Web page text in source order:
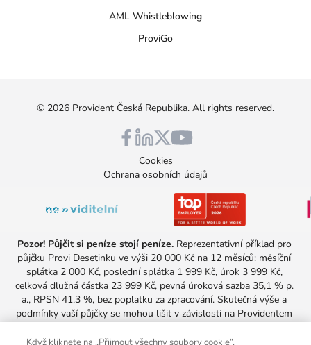
AML Whistleblowing
ProviGo
© 2026 Provident Česká Republika. All rights reserved.
Cookies
Ochrana osobních údajů
Pozor! Půjčit si peníze stojí peníze. Reprezentativní příklad pro
půjčku Provi Desetinku ve výši 20 000 Kč na 12 měsíců: měsíční
splátka 2 000 Kč, poslední splátka 1 999 Kč, úrok 3 999 Kč,
celková dlužná částka 23 999 Kč, pevná úroková sazba 35,1 % p.
a., RPSN 41,3 %, bez poplatku za zpracování. Skutečná výše a
podmínky vaší půjčky se mohou lišit v závislosti na Providentem
všechny, kteří aktuálně u Providentu nesplácejí žádnou půjčku.
Když kliknete na „Přijmout všechny soubory cookie“,